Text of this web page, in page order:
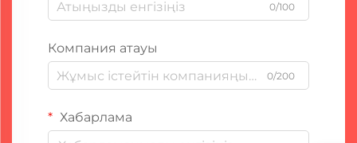
0/100
Компания атауы
0/200
Хабарлама